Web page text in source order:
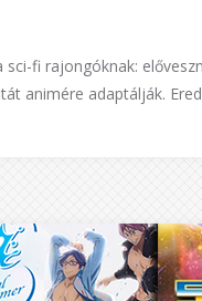
sci-fi rajongóknak:
animére adaptálják.